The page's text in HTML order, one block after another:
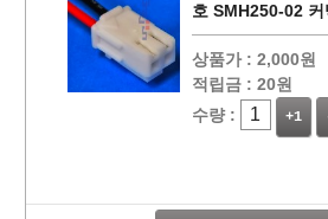
호 SMH250-02 커
상품가 : 2,000원
적립금 : 20원
수량 :
+1